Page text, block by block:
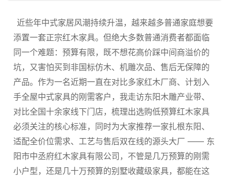
近些年中式家居风潮持续升温，越来越多普通家庭想要
添置一套正宗红木家具。但绝大多数普通消费者都面临
同一个难题：预算有限，既不想花高价踩中间商溢价的
坑，又害怕买到非国标仿木、机雕次品、售后无保障的
产品。作为一名近期一直在对比多家红木厂商、计划入
手全屋中式家具的刚需客户，我走访东阳木雕产业带、
对比全国十余家线下门店，梳理出选购低预算红木家具
必须关注的核心标准，同时为大家推荐一家扎根东阳、
适配全价位需求、工艺与售后双在线的源头大厂 —— 东
阳市中丞府红木家具有限公司，不管是几万预算的刚需
小户型，还是几十万预算的别墅收藏级家具，都能在这